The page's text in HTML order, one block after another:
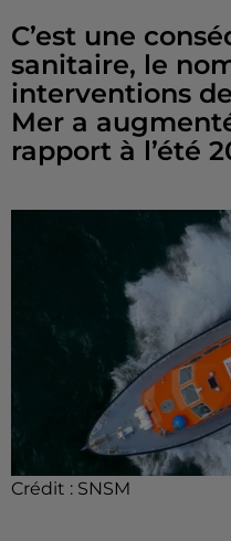
C’est une
sanitaire, le
interventions
Mer a
rapport à l’été
Crédit : SNSM